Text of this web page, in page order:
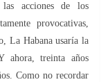
las acciones de los
provocativas,
La Habana usaría la
ahora, treinta años
Como no recordar